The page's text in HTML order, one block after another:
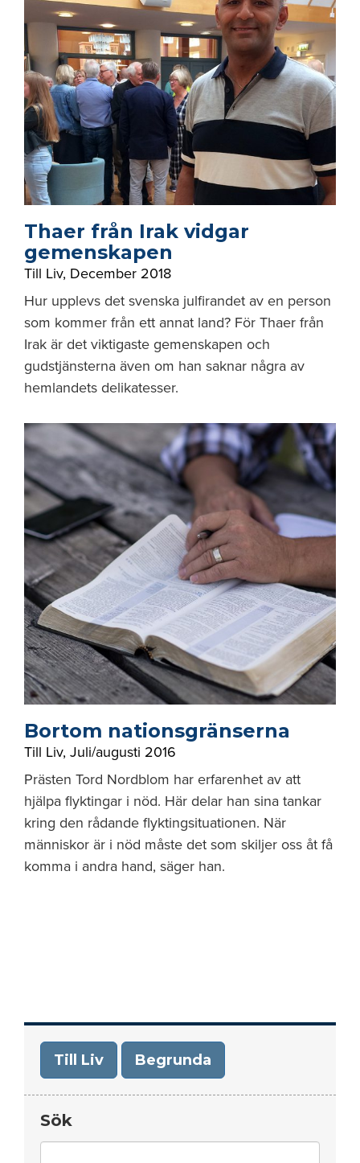
Thaer från Irak vidgar
gemenskapen
Till Liv, December 2018
Hur upplevs det svenska julfirandet av en person
som kommer från ett annat land? För Thaer från
Irak är det viktigaste gemenskapen och
gudstjänsterna även om han saknar några av
hemlandets delikatesser.
Bortom nationsgränserna
Till Liv, Juli/augusti 2016
Prästen Tord Nordblom har erfarenhet av att
hjälpa flyktingar i nöd. Här delar han sina tankar
kring den rådande flyktingsituationen. När
människor är i nöd måste det som skiljer oss åt få
komma i andra hand, säger han.
Till Liv Begrunda
Sök